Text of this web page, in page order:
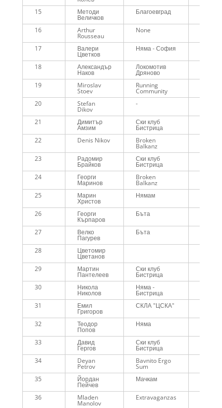
15
Методи
Величков
Благоевград
16 Arthur
Rousseau
None
17 Валери
Цветков
Няма - София
18 Александър
Наков
Локомотив
Дряново
19 Miroslav
Stoev
Running
Community
20 Stefan
Dikov
-
21 Димитър
Амзим
Ски клуб
Бистрица
22 Denis Nikov Broken
Balkanz
23 Радомир
Брайков
Ски клуб
Бистрица
24 Георги
Маринов
Broken
Balkanz
25 Марин
Христов
Нямам
26 Георги
Кърпаров
Бъта
27 Велко
Пагурев
Бъта
28 Цветомир
Цветанов
29 Мартин
Пантелеев
Ски клуб
Бистрица
30 Никола
Николов
Няма -
Бистрица
31 Емил
Григоров
СКЛА "ЦСКА"
32 Теодор
Попов
Няма
33 Давид
Гергов
Ски клуб
Бистрица
34 Deyan
Petrov
Bavnito Ergo
Sum
35 Йордан
Пейчев
Мачкам
36 Mladen
Manolov
Extravaganzas